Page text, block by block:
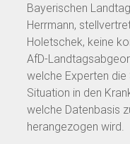
Bayerischen
Herrmann,
Holetschek, keine
AfD-
welche Experten die
Situation in den
welche Datenbasis
herangezogen wird.